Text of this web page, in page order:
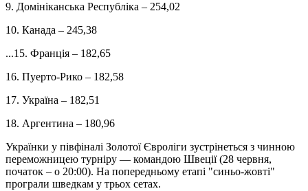
9. Домініканська Республіка – 254,02
10. Канада – 245,38
...15. Франція – 182,65
16. Пуерто-Рико – 182,58
17. Україна – 182,51
18. Аргентина – 180,96
Українки у півфіналі Золотої Євроліги зустрінеться з чинною
переможницею турніру — командою Швеції (28 червня,
початок – о 20:00). На попередньому етапі "синьо-жовті"
програли шведкам у трьох сетах.